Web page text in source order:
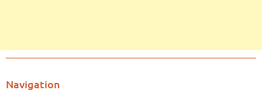
Navigation